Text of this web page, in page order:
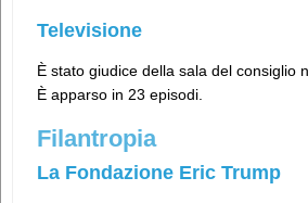
Televisione
È stato giudice della sala del
È apparso in 23 episodi.
Filantropia
La Fondazione Eric Trump